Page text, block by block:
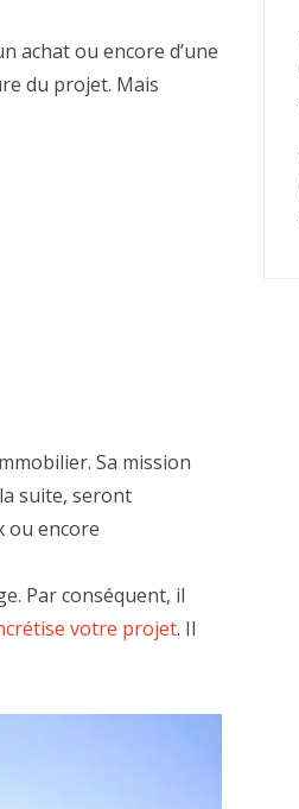
achat ou encore d’une
du projet. Mais
Sa mission
suite, seront
ou encore
Par conséquent, il
votre projet. Il